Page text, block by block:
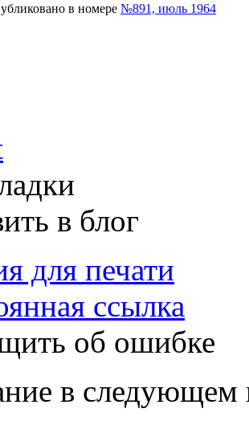
в номере №891, июль 1964
в блог
для печати
ссылка
об ошибке
в следующем